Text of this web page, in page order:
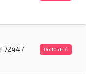
F72447 Do 10 dnů